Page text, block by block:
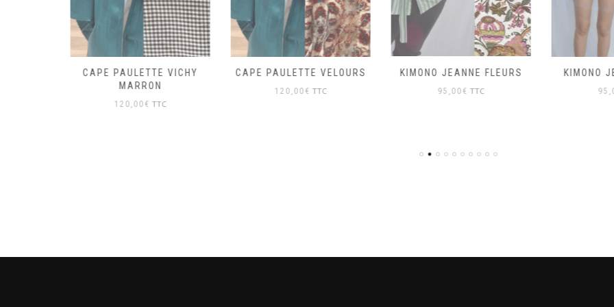
CAPE PAULETTE VICHY
MARRON
120,00€ TTC
CAPE PAULETTE VELOURS
120,00€ TTC
KIMONO JEANNE FLEURS
95,00€ TTC
KIMONO